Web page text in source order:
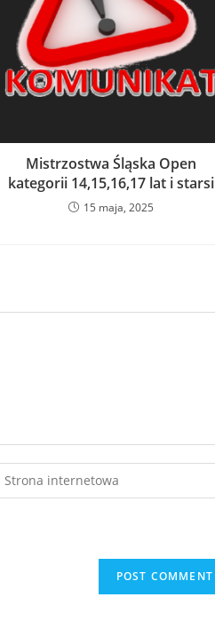
Mistrzostwa Śląska Open
kategorii 14,15,16,17 lat i starsi
15 maja, 2025